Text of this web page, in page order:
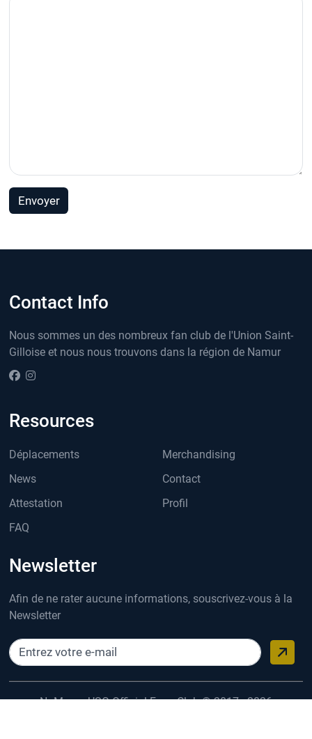
Envoyer
Contact Info
Nous sommes un des nombreux fan club de l'Union Saint-
Gilloise et nous nous trouvons dans la région de Namur
Resources
Déplacements
News
Attestation
FAQ
Merchandising
Contact
Profil
Newsletter
Afin de ne rater aucune informations, souscrivez-vous à la
Newsletter
NaMurge USG Official Fans Club © 2017 - 2026